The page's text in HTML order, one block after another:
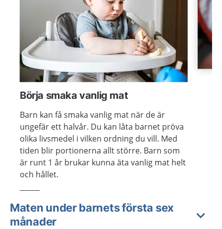
Börja smaka vanlig mat
Barn kan få smaka vanlig mat när de är
ungefär ett halvår. Du kan låta barnet pröva
olika livsmedel i vilken ordning du vill. Med
tiden blir portionerna allt större. Barn som
är runt 1 år brukar kunna äta vanlig mat helt
och hållet.
Visa
Visa föregående bild
Maten under barnets första sex
månader